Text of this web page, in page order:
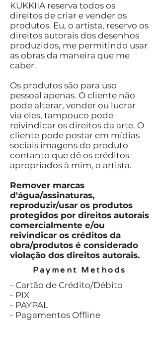
KUKKIIA reserva todos os
direitos de criar e vender os
produtos. Eu, o artista, reservo os
direitos autorais dos desenhos
produzidos, me permitindo usar
as obras da maneira que me
caber.
Os produtos são para uso
pessoal apenas. O cliente não
pode alterar, vender ou lucrar
via eles, tampouco pode
reivindicar os direitos da arte. O
cliente pode postar em mídias
sociais imagens do produto
contanto que dê os créditos
apropriados à mim, o artista.
Remover marcas
d'água/assinaturas,
reproduzir/usar os produtos
protegidos por direitos autorais
comercialmente e/ou
reivindicar os créditos da
obra/produtos é considerado
violação dos direitos autorais.
Payment Methods
- Cartão de Crédito/Débito
- PIX
- PAYPAL
- Pagamentos Offline